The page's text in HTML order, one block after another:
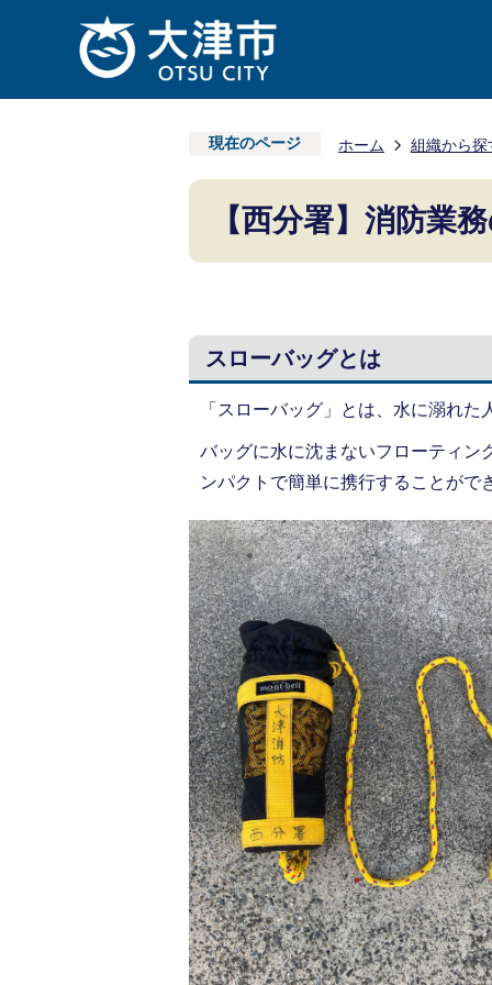
現在のページ ホーム 組織から探
【西分署】消防業
スローバッグとは
「スローバッグ」とは、水に溺れ
バッグに水に沈まないフローティン
ンパクトで簡単に携行することがで